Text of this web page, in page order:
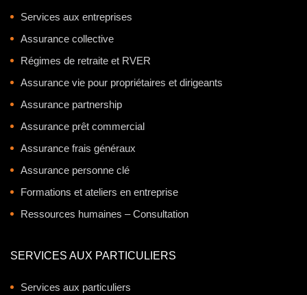
Services aux entreprises
Assurance collective
Régimes de retraite et RVER
Assurance vie pour propriétaires et dirigeants
Assurance partnership
Assurance prêt commercial
Assurance frais généraux
Assurance personne clé
Formations et ateliers en entreprise
Ressources humaines – Consultation
SERVICES AUX PARTICULIERS
Services aux particuliers